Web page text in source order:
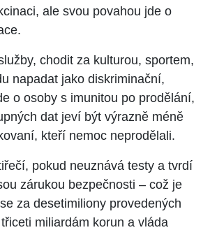
ale svou povahou jde o
chodit za kulturou, sportem,
napadat jako diskriminační,
o osoby s imunitou po prodělání,
dat jeví být výrazně méně
kteří nemoc neprodělali.
pokud neuznává testy a tvrdí
zárukou bezpečnosti – což je
za desetimiliony provedených
miliardám korun a vláda